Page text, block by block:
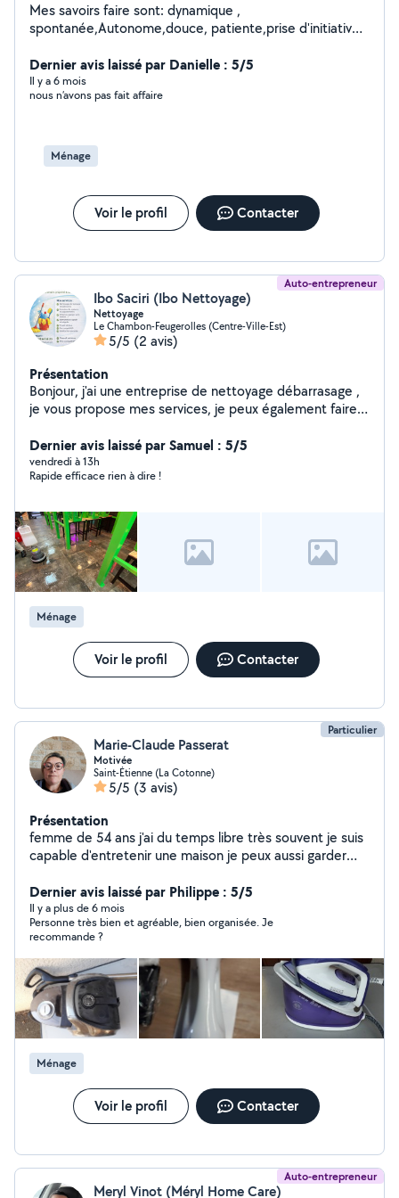
Mes savoirs faire sont: dynamique ,
spontanée,Autonome,douce, patiente,prise d'initiative,
Dernier avis laissé par Danielle : 5/5
Il y a 6 mois
nous n’avons pas fait affaire
Ménage
Voir le profil Contacter
Auto-entrepreneur
Ibo Saciri (Ibo Nettoyage)
Nettoyage
Le Chambon-Feugerolles (Centre-Ville-Est)
5/5 (2 avis)
Présentation
Bonjour, j'ai une entreprise de nettoyage débarrasage ,
je vous propose mes services, je peux également faire
Dernier avis laissé par Samuel : 5/5
vendredi à 13h
Rapide efficace rien à dire !
Ménage
Voir le profil Contacter
Particulier
Marie-Claude Passerat
Motivée
Saint-Étienne (La Cotonne)
5/5 (3 avis)
Présentation
femme de 54 ans j'ai du temps libre très souvent je suis
capable d'entretenir une maison je peux aussi garder
Dernier avis laissé par Philippe : 5/5
Il y a plus de 6 mois
Personne très bien et agréable, bien organisée. Je
recommande ?
Ménage
Voir le profil Contacter
Auto-entrepreneur
Meryl Vinot (Méryl Home Care)